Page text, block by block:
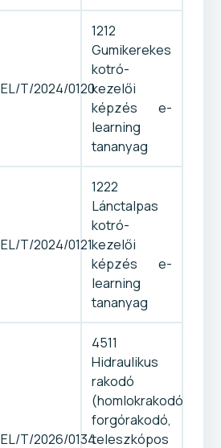
EL/T/2024/0120
1212
Gumikerekes
kotró-
kezelői
képzés e-
learning
tananyag
EL/T/2024/0121
1222
Lánctalpas
kotró-
kezelői
képzés e-
learning
tananyag
EL/T/2026/0134
4511
Hidraulikus
rakodó
(homlokrakodó,
forgórakodó,
teleszkópos